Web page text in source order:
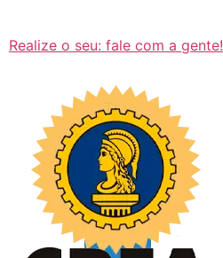
Realize o seu: fale com a gente!